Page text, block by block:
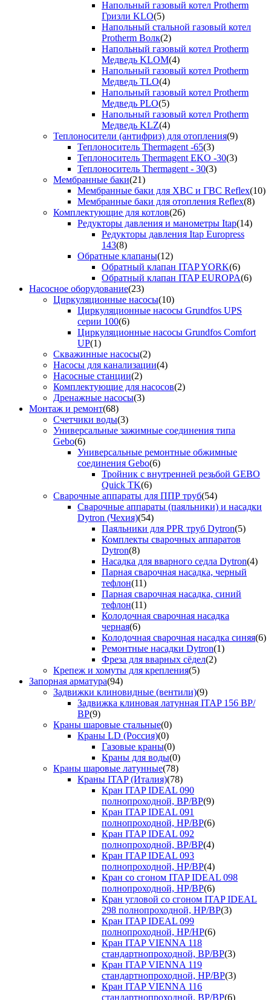
Напольный газовый котел Protherm
Гризли KLO(5)
Напольный стальной газовый котел
Protherm Волк(2)
Напольный газовый котел Protherm
Медведь KLOM(4)
Напольный газовый котел Protherm
Медведь TLO(4)
Напольный газовый котел Protherm
Медведь PLO(5)
Напольный газовый котел Protherm
Медведь KLZ(4)
Теплоносители (антифриз) для отопления(9)
Теплоноситель Thermagent -65(3)
Теплоноситель Thermagent EKO -30(3)
Теплоноситель Thermagent - 30(3)
Мембранные баки(21)
Мембранные баки для ХВС и ГВС Reflex(10)
Мембранные баки для отопления Reflex(8)
Комплектующие для котлов(26)
Редукторы давления и манометры Itap(14)
Редукторы давления Itap Europress
143(8)
Обратные клапаны(12)
Обратный клапан ITAP YORK(6)
Обратный клапан ITAP EUROPA(6)
Насосное оборудование(23)
Циркуляционные насосы(10)
Циркуляционные насосы Grundfos UPS
серии 100(6)
Циркуляционные насосы Grundfos Comfort
UP(1)
Скважинные насосы(2)
Насосы для канализации(4)
Насосные станции(2)
Комплектующие для насосов(2)
Дренажные насосы(3)
Монтаж и ремонт(68)
Счетчики воды(3)
Универсальные зажимные соединения типа
Gebo(6)
Универсальные ремонтные обжимные
соединения Gebo(6)
Тройник с внутренней резьбой GEBO
Quick TK(6)
Сварочные аппараты для ППР труб(54)
Сварочные аппараты (паяльники) и насадки
Dytron (Чехия)(54)
Паяльники для PPR труб Dytron(5)
Комплекты сварочных аппаратов
Dytron(8)
Насадка для вварного седла Dytron(4)
Парная сварочная насадка, черный
тефлон(11)
Парная сварочная насадка, синий
тефлон(11)
Колодочная сварочная насадка
черная(6)
Колодочная сварочная насадка синяя(6)
Ремонтные насадки Dytron(1)
Фреза для вварных сёдел(2)
Крепеж и хомуты для крепления(5)
Запорная арматура(94)
Задвижки клиновидные (вентили)(9)
Задвижка клиновая латунная ITAP 156 ВР/
ВР(9)
Краны шаровые стальные(0)
Краны LD (Россия)(0)
Газовые краны(0)
Краны для воды(0)
Краны шаровые латунные(78)
Краны ITAP (Италия)(78)
Кран ITAP IDEAL 090
полнопроходной, ВР/ВР(9)
Кран ITAP IDEAL 091
полнопроходной, НР/ВР(6)
Кран ITAP IDEAL 092
полнопроходной, ВР/ВР(4)
Кран ITAP IDEAL 093
полнопроходной, НР/ВР(4)
Кран со сгоном ITAP IDEAL 098
полнопроходной, НР/ВР(6)
Кран угловой со сгоном ITAP IDEAL
298 полнопроходной, НР/ВР(3)
Кран ITAP IDEAL 099
полнопроходной, НР/НР(6)
Кран ITAP VIENNA 118
стандартнопроходной, ВР/ВР(3)
Кран ITAP VIENNA 119
стандартнопроходной, НР/ВР(3)
Кран ITAP VIENNA 116
стандартнопроходной, ВР/ВР(6)